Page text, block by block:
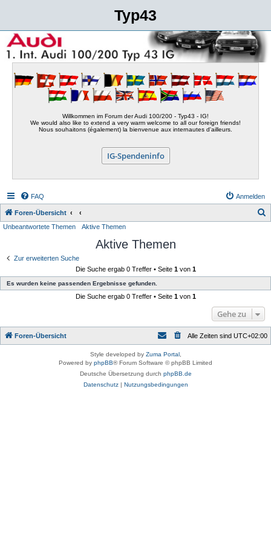
Typ43
Willkommen im Forum der Audi 100/200 - Typ43 - IG!
We would also like to extend a very warm welcome to all our foreign friends!
Nous souhaitons (également) la bienvenue aux internautes d'ailleurs.
IG-Spendeninfo
FAQ Anmelden
Foren-Übersicht
Unbeantwortete Themen Aktive Themen
Aktive Themen
Zur erweiterten Suche
Die Suche ergab 0 Treffer • Seite 1von 1
Es wurden keine passenden Ergebnisse gefunden.
Die Suche ergab 0 Treffer • Seite 1von 1
Gehe zu
Foren-Übersicht Alle Zeiten sind UTC+02:00
Style developed by Zuma Portal ,
Powered by phpBB® Forum Software © phpBB Limited
Deutsche Übersetzung durch phpBB.de
Datenschutz| Nutzungsbedingungen